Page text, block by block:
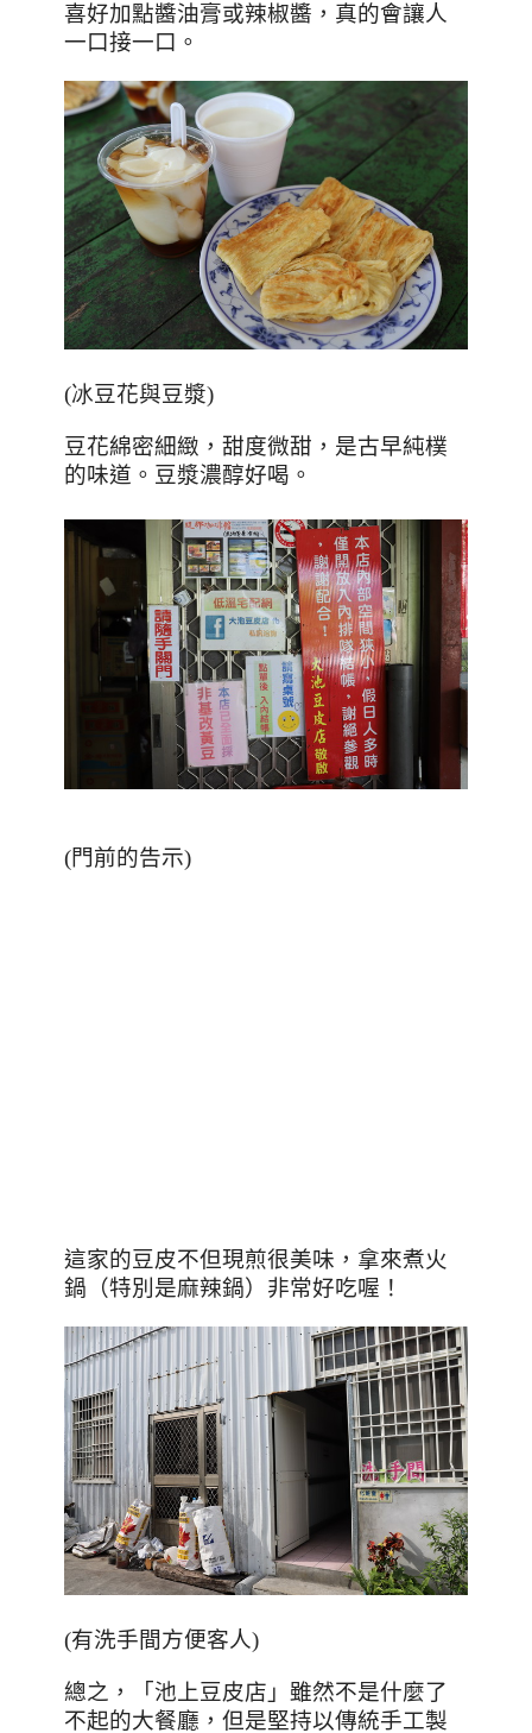
喜好加點醬油膏或辣椒醬，真的會讓人
一口接一口。
(冰豆花與豆漿)
豆花綿密細緻，甜度微甜，是古早純樸
的味道。豆漿濃醇好喝。
(門前的告示)
這家的豆皮不但現煎很美味，拿來煮火
鍋（特別是麻辣鍋）非常好吃喔！
(有洗手間方便客人)
總之，「池上豆皮店」雖然不是什麼了
不起的大餐廳，但是堅持以傳統手工製